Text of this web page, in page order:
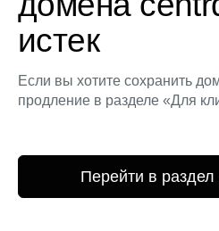
истек
Если вы хотите сохранить
продление в разделе «Для
Перейти в